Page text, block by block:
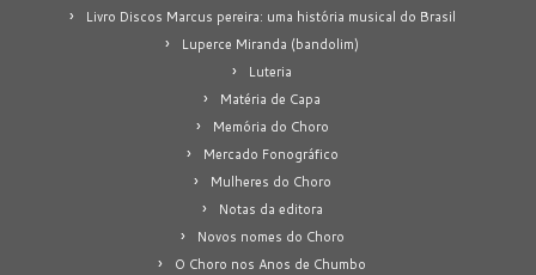
Livro Discos Marcus pereira: uma história musical do Brasil
Luperce Miranda (bandolim)
Luteria
Matéria de Capa
Memória do Choro
Mercado Fonográfico
Mulheres do Choro
Notas da editora
Novos nomes do Choro
O Choro nos Anos de Chumbo